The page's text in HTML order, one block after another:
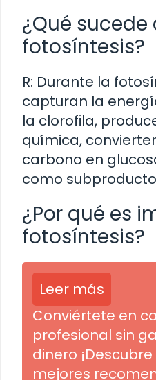
¿Qué
fotosíntesis?
R: Durante la
capturan la
la clorofila,
química,
carbono en
como
¿Por qué es
fotosíntesis?
Leer más
Conviértete en
profesional sin
dinero
mejores